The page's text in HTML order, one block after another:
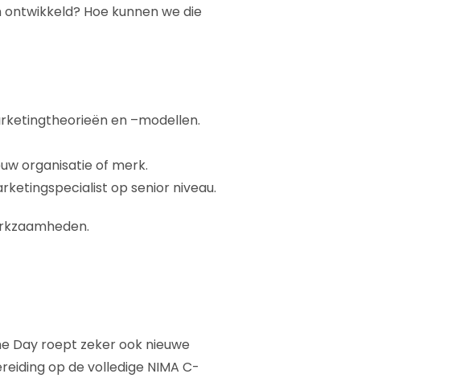
Hoe kunnen we die
en –modellen.
organisatie of merk.
op senior niveau.
Day roept zeker ook nieuwe
op de volledige NIMA C-